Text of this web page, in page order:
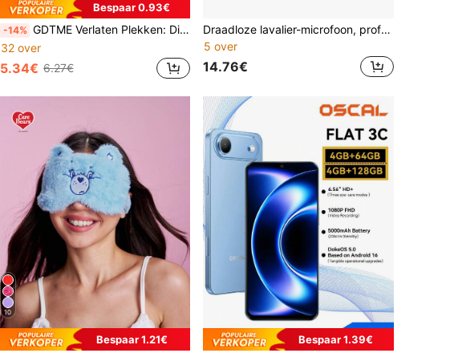
Bespaar 0.93€
-14% GDTME Verlaten Plekken: Dit gedurfde en therapeutische kleurboek in gotische stijl is ontworpen voor volwassenen en tieners en is gemaakt van dik 120 grams papier met in totaal 24 pagina's. De binnenpagina's bevatten lijntekeningen van verschillende verlaten en griezelige scènes, waardoor je stress kunt verlichten door te ontspannen met kleuren en alle negatieve emoties kunt loslaten in desolate en mysterieuze verlaten ruimtes. Verjaardagscadeaus, cadeaus voor de start van het schooljaar, paas- en Moederdagcadeaus, kleurboeken, kantoorartikelen, schoolspullen
32 over
5.34€ 6.27€
Draadloze lavalier-microfoon, professionele intelligente ruisonderdrukking, omnidirectionele condensator, 230mAh batterij, windscherm, USB-interface (optioneel met meerdere poorten), oplaadbare lithiumbatterij, 2.4G/3G/4G/5G-verbinding, geschikt voor live streaming, interviews, liedjesopnames, videopodcasts, interviews en vlogs.
5 over
14.76€
10
Bespaar 1.21€ Bespaar 1.39€